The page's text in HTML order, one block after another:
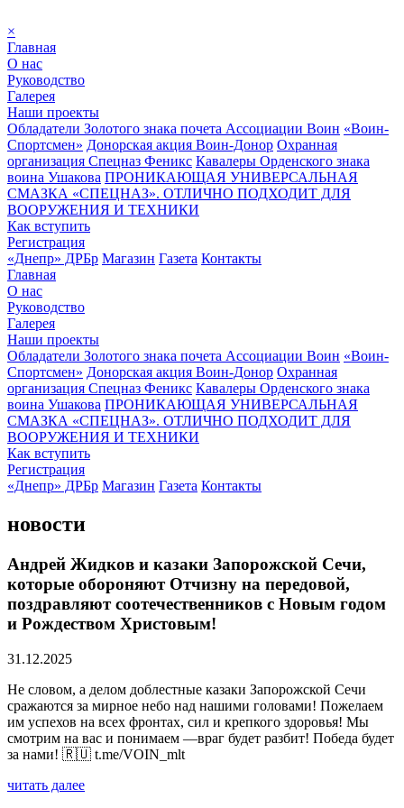
×
Главная
О нас
Руководство
Галерея
Наши проекты
Обладатели Золотого знака почета Ассоциации Воин «Воин-
Спортсмен» Донорская акция Воин-Донор Охранная
организация Спецназ Феникс Кавалеры Орденского знака
воина Ушакова ПРОНИКАЮЩАЯ УНИВЕРСАЛЬНАЯ
СМАЗКА «СПЕЦНАЗ». ОТЛИЧНО ПОДХОДИТ ДЛЯ
ВООРУЖЕНИЯ И ТЕХНИКИ
Как вступить
Регистрация
«Днепр» ДРБр Магазин Газета Контакты
Главная
О нас
Руководство
Галерея
Наши проекты
Обладатели Золотого знака почета Ассоциации Воин «Воин-
Спортсмен» Донорская акция Воин-Донор Охранная
организация Спецназ Феникс Кавалеры Орденского знака
воина Ушакова ПРОНИКАЮЩАЯ УНИВЕРСАЛЬНАЯ
СМАЗКА «СПЕЦНАЗ». ОТЛИЧНО ПОДХОДИТ ДЛЯ
ВООРУЖЕНИЯ И ТЕХНИКИ
Как вступить
Регистрация
«Днепр» ДРБр Магазин Газета Контакты
новости
Андрей Жидков и казаки Запорожской Сечи,
которые обороняют Отчизну на передовой,
поздравляют соотечественников с Новым годом
и Рождеством Христовым!
31.12.2025
Не словом, а делом доблестные казаки Запорожской Сечи
сражаются за мирное небо над нашими головами! Пожелаем
им успехов на всех фронтах, сил и крепкого здоровья! Мы
смотрим на вас и понимаем —враг будет разбит! Победа будет
за нами! 🇷🇺 t.me/VOIN_mlt
читать далее